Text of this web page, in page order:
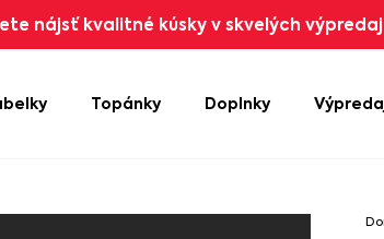
nájsť kvalitné kúsky v skvelých
Topánky Doplnky